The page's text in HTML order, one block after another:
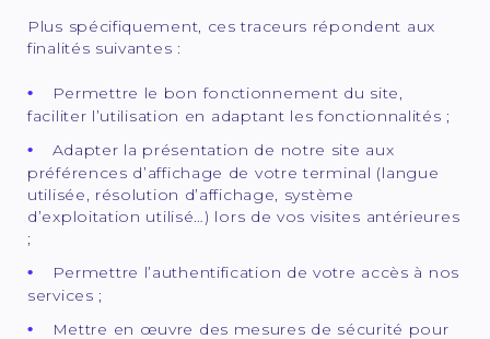
Plus spécifiquement, ces traceurs répondent aux
finalités suivantes :
Permettre le bon fonctionnement du site,
faciliter l’utilisation en adaptant les fonctionnalités ;
Adapter la présentation de notre site aux
préférences d’affichage de votre terminal (langue
utilisée, résolution d’affichage, système
d’exploitation utilisé…) lors de vos visites antérieures
;
Permettre l’authentification de votre accès à nos
services ;
Mettre en œuvre des mesures de sécurité pour